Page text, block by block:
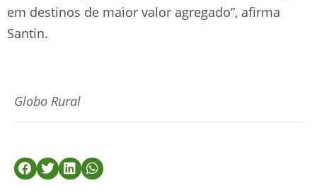
em destinos de maior valor agregado”, afirma
Santin.
Globo Rural